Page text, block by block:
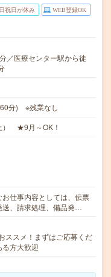
祝日が休み WEB登録OK
／医療センター駅から徒
分) ※残業なし
） ★9月～OK！
お仕事内容としては、伝票
送、請求処理、備品発…
ススメ！まずはご応募くだ
方大歓迎